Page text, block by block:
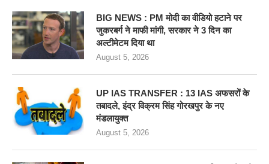
BIG NEWS : PM मोदी का वीडियो हटाने पर
जुकरबर्ग ने माफी मांगी, सरकार ने 3 दिन का
अल्टीमेटम दिया था
August 5, 2026
UP IAS TRANSFER : 13 IAS अफसरों के
तबादले, इंद्र विक्रम सिंह गोरखपुर के नए
मंडलायुक्त
August 5, 2026